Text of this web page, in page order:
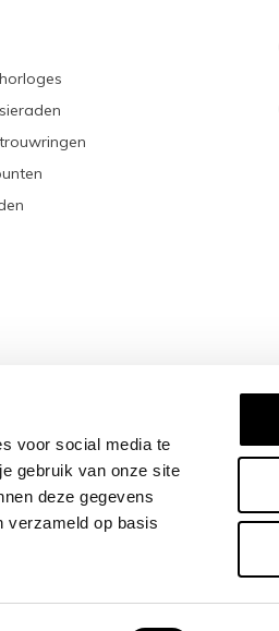
voor social media te
gebruik van onze site
deze gegevens
verzameld op basis
-RSS-feed